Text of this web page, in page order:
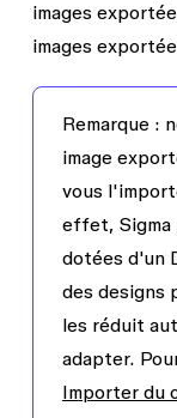
images
images
Remarque :
image
vous
effet, Sigma
dotées d'un
des designs
les réduit
adapter.
Importer du